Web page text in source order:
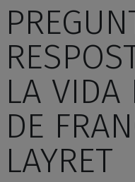
LA VIDA
DE
LAYRET